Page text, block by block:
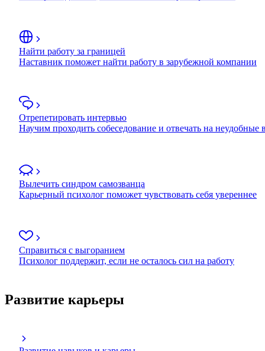
Найти работу за границей
Наставник поможет найти работу в зарубежной компании
Отрепетировать интервью
Научим проходить собеседование и отвечать на неудобные
Вылечить синдром самозванца
Карьерный психолог поможет чувствовать себя увереннее
Справиться с выгоранием
Психолог поддержит, если не осталось сил на работу
Развитие карьеры